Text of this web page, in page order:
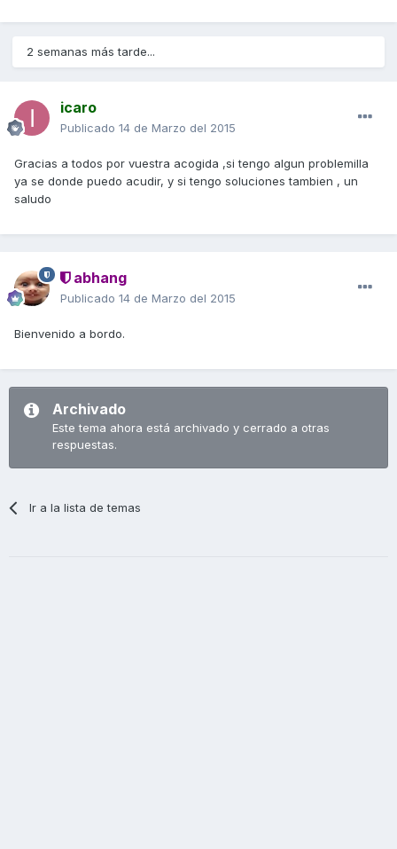
2 semanas más tarde...
icaro
Publicado 14 de Marzo del 2015
Gracias a todos por vuestra acogida ,si tengo algun problemilla
ya se donde puedo acudir, y si tengo soluciones tambien , un
saludo
abhang
Publicado 14 de Marzo del 2015
Bienvenido a bordo.
Archivado
Este tema ahora está archivado y cerrado a otras
respuestas.
Ir a la lista de temas